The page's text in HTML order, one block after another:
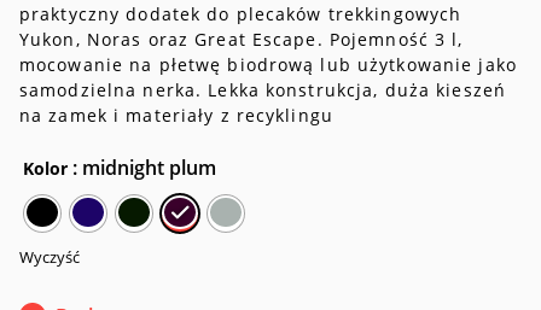
praktyczny dodatek do plecaków trekkingowych
Yukon, Noras oraz Great Escape. Pojemność 3 l,
mocowanie na płetwę biodrową lub użytkowanie jako
samodzielna nerka. Lekka konstrukcja, duża kieszeń
na zamek i materiały z recyklingu
Kolor : midnight plum
Wyczyść